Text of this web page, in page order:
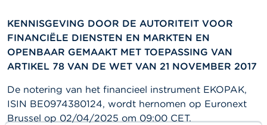
M
A
N
e
u
w
s
KENNISGEVING DOOR DE AUTORITEIT VOOR
FINANCIËLE DIENSTEN EN MARKTEN EN
OPENBAAR GEMAAKT MET TOEPASSING VAN
ARTIKEL 78 VAN DE WET VAN 21 NOVEMBER 2017
De notering van het financieel instrument EKOPAK,
ISIN BE0974380124, wordt hernomen op Euronext
Brussel op 02/04/2025 om 09:00 CET.